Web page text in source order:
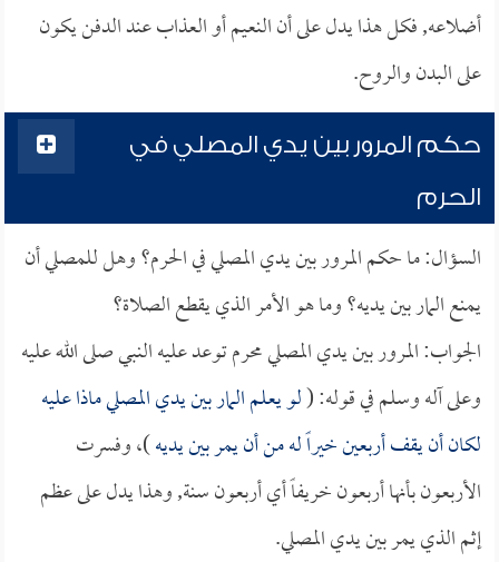
أضلاعه, فكل هذا يدل على أن النعيم أو العذاب عند الدفن يكون
على البدن والروح.
حكم المرور بين يدي المصلي في
الحرم
السؤال: ما حكم المرور بين يدي المصلي في الحرم؟ وهل للمصلي أن
يمنع المار بين يديه؟ وما هو الأمر الذي يقطع الصلاة؟
الجواب: المرور بين يدي المصلي محرم توعد عليه النبي صلى الله عليه
وعلى آله وسلم في قوله: (لو يعلم المار بين يدي المصلي ماذا عليه
لكان أن يقف أربعين خيراً له من أن يمر بين يديه)، وفسرت
الأربعون بأنها أربعون خريفاً أي أربعون سنة, وهذا يدل على عظم
إثم الذي يمر بين يدي المصلي.